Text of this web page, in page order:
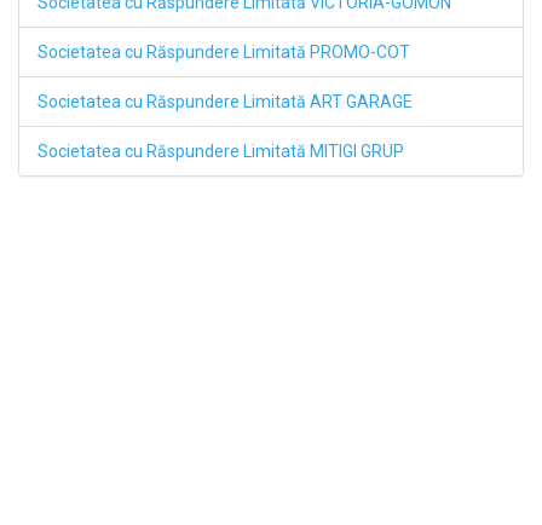
Societatea cu Răspundere Limitată PROMO-COT
Societatea cu Răspundere Limitată ART GARAGE
Societatea cu Răspundere Limitată MITIGI GRUP